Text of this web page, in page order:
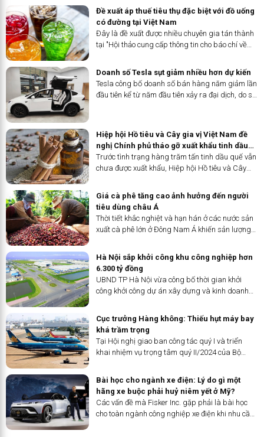
giảm lãi suất.
Đề xuất áp thuế tiêu thụ đặc biệt với đồ uống
có đường tại Việt Nam
Đây là đề xuất được nhiều chuyên gia tán thành
tại "Hội thảo cung cấp thông tin cho báo chí về
và vai trò của chính sách thuế trong kiểm soát
tiêu dùng" được tổ chức sáng nay (5/4) tại Hà
Nội.
Doanh số Tesla sụt giảm nhiều hơn dự kiến
Tesla công bố doanh số bán hàng năm giảm lần
đầu tiên kể từ năm đầu tiên xảy ra đại dịch, do sự
giảm nhu cầu.
Hiệp hội Hồ tiêu và Cây gia vị Việt Nam đề
nghị Chính phủ tháo gỡ xuất khẩu tinh dầu
quế
Trước tình trạng hàng trăm tấn tinh dầu quế vẫn
chưa được xuất khẩu, Hiệp hội Hồ tiêu và Cây
71/CV-VPSA ngày 2/4/2024 gửi Văn phòng
Chính phủ đề nghị tháo gỡ cho...
Giá cà phê tăng cao ảnh hưởng đến người
tiêu dùng châu Á
Thời tiết khắc nghiệt và hạn hán ở các nước sản
xuất cà phê lớn ở Đông Nam Á khiến sản lượng
Hà Nội sắp khởi công khu công nghiệp hơn
6.300 tỷ đồng
UBND TP Hà Nội vừa công bố thời gian khởi
công khởi công dự án xây dựng và kinh doanh
án có tổng vốn hơn 6.300 tỷ đồng.
Cục trưởng Hàng không: Thiếu hụt máy bay
khá trầm trọng
Tại Hội nghị giao ban công tác quý I và triển
khai nhiệm vụ trọng tâm quý II/2024 của Bộ
trưởng Hàng không Việt Nam Đinh Việt Thắng
cho biết: Việc Nhà sản xuất động cơ
Pratt&amp;Whitney (PW) yêu cầu triệu hồi một
số máy bay A321Neo của các Hãng hàng không
Vietnam Airlines, Vietjet khai thác đã khiến
Bài học cho ngành xe điện: Lý do gì một
hãng xe buộc phải huỷ niêm yết ở Mỹ?
Các vấn đề mà Fisker Inc. gặp phải là bài học
cho toàn ngành công nghiệp xe điện khi nhu cầu